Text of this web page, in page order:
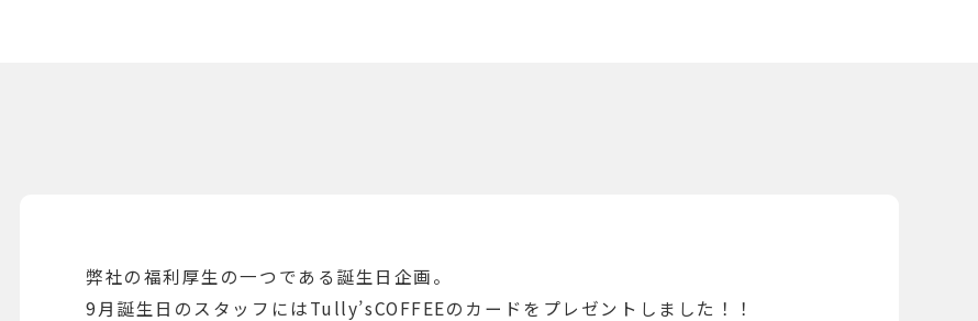
弊社の福利厚生の一つである誕生日企画。
9月誕生日のスタッフにはTully’sCOFFEEのカードをプレゼントしました！！